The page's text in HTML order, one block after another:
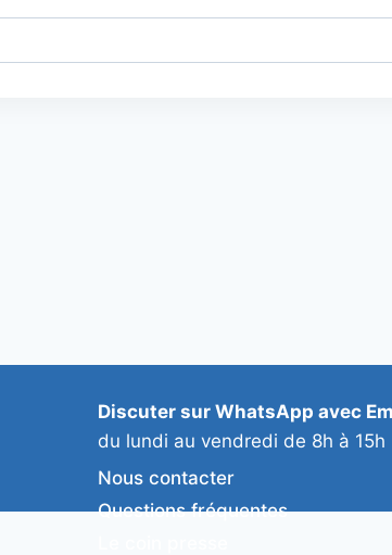
Discuter sur WhatsApp avec
du lundi au vendredi de 8h à 15h
Nous contacter
Questions fréquentes